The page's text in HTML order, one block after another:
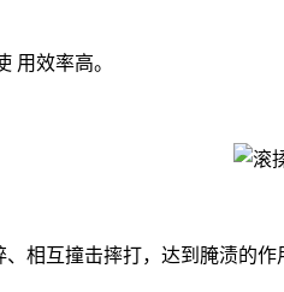
用效率高。
、 相互撞击摔打，达到腌渍的作